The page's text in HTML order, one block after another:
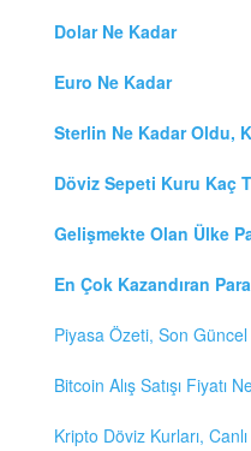
Dolar Ne Kadar
Euro Ne Kadar
Sterlin Ne Kadar Oldu,
Döviz Sepeti Kuru Kaç
Gelişmekte Olan Ülke
En Çok Kazandıran
Piyasa Özeti, Son
Bitcoin Alış Satışı Fiyatı
Kripto Döviz Kurları,